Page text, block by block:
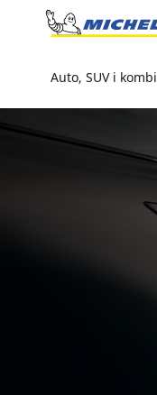
Go to page content
Auto, SUV i kombi